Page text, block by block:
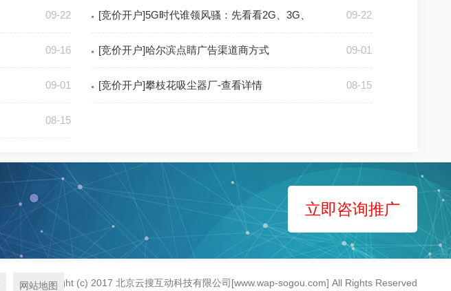
09-22 [竞价开户]5G时代谁领风骚：先看看2G、3G、 09-22
09-16 [竞价开户]哈尔滨点睛广告渠道商方式 09-01
09-01 [竞价开户]攀枝花吸尘器厂-查看详情 08-15
08-15
立即咨询推广
Copyright (c) 2017 北京云搜互动科技有限公司[www.wap-sogou.com] All Rights Reserved
网站地图